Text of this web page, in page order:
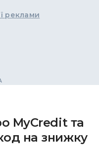
реклами
MyCredit та
на знижку